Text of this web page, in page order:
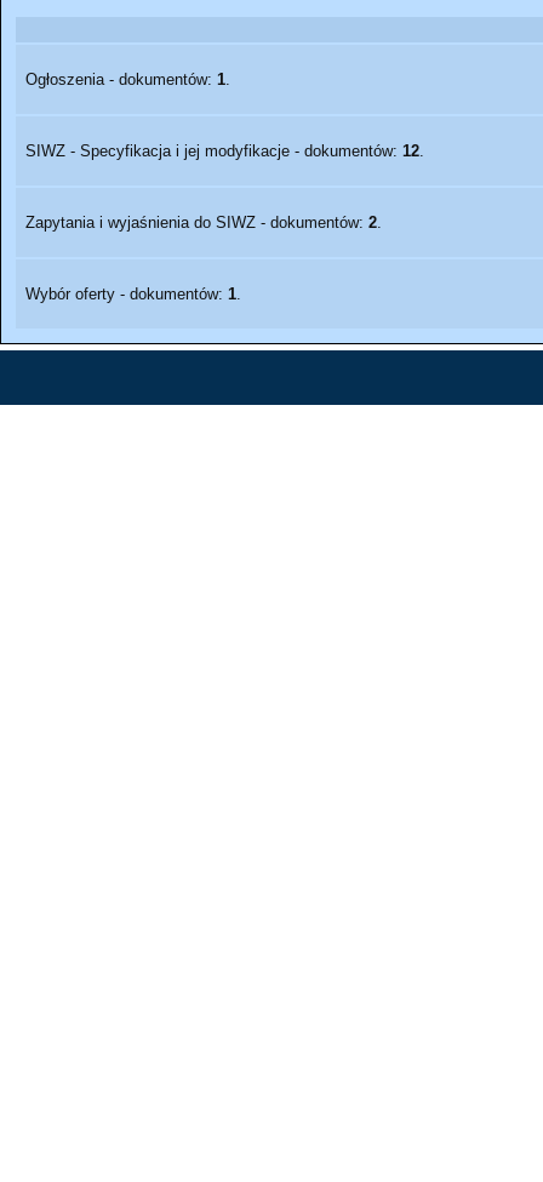
Ogłoszenia - dokumentów: 1
SIWZ - Specyfikacja i jej modyfikacje - dokumentów: 12
Zapytania i wyjaśnienia do SIWZ - dokumentów: 2
Wybór oferty - dokumentów: 1